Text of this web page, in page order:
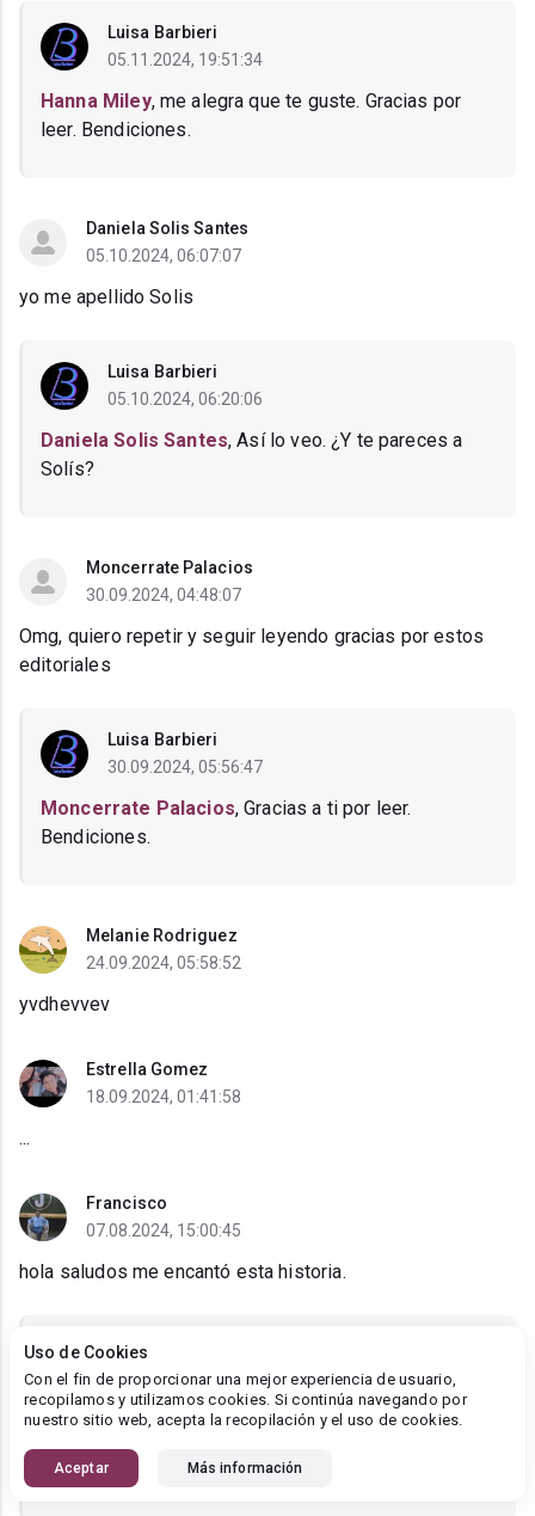
Luisa Barbieri
05.11.2024, 19:51:34
Hanna Miley, me alegra que te guste. Gracias por
leer. Bendiciones.
Daniela Solis Santes
05.10.2024, 06:07:07
yo me apellido Solis
Luisa Barbieri
05.10.2024, 06:20:06
Daniela Solis Santes, Así lo veo. ¿Y te pareces a
Solís?
Moncerrate Palacios
30.09.2024, 04:48:07
Omg, quiero repetir y seguir leyendo gracias por estos
editoriales
Luisa Barbieri
30.09.2024, 05:56:47
Moncerrate Palacios, Gracias a ti por leer.
Bendiciones.
Melanie Rodriguez
24.09.2024, 05:58:52
yvdhevvev
Estrella Gomez
18.09.2024, 01:41:58
...
Francisco
07.08.2024, 15:00:45
hola saludos me encantó esta historia.
Luisa Barbieri
07.08.2024, 15:42:06
Francisco, Me alegra que te haya gustado mi novela.
Te invito a que continúes con los demás libros que
forman parte de la saga La Profecía. Bendiciones.
Uso de Cookies
Con el fin de proporcionar una mejor experiencia de usuario,
recopilamos y utilizamos cookies. Si continúa navegando por
nuestro sitio web, acepta la recopilación y el uso de cookies.
Aceptar Más información